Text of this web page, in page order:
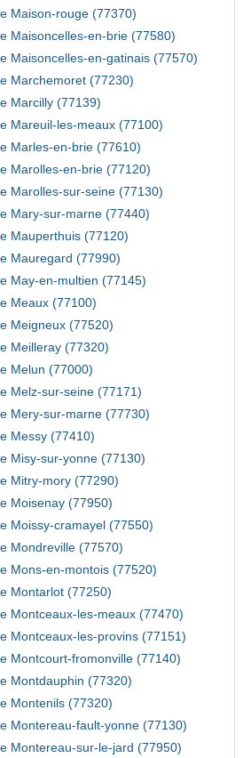
Maison-rouge (77370)
Maisoncelles-en-brie (77580)
Maisoncelles-en-gatinais (77570)
Marchemoret (77230)
Marcilly (77139)
Mareuil-les-meaux (77100)
Marles-en-brie (77610)
Marolles-en-brie (77120)
Marolles-sur-seine (77130)
Mary-sur-marne (77440)
Mauperthuis (77120)
Mauregard (77990)
May-en-multien (77145)
Meaux (77100)
Meigneux (77520)
Meilleray (77320)
Melun (77000)
Melz-sur-seine (77171)
Mery-sur-marne (77730)
Messy (77410)
Misy-sur-yonne (77130)
Mitry-mory (77290)
Moisenay (77950)
Moissy-cramayel (77550)
Mondreville (77570)
Mons-en-montois (77520)
Montarlot (77250)
Montceaux-les-meaux (77470)
Montceaux-les-provins (77151)
Montcourt-fromonville (77140)
Montdauphin (77320)
Montenils (77320)
Montereau-fault-yonne (77130)
Montereau-sur-le-jard (77950)